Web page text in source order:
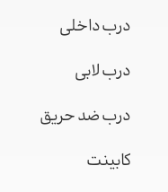
درب داخلی
درب لابی
درب ضد حریق
کابینت